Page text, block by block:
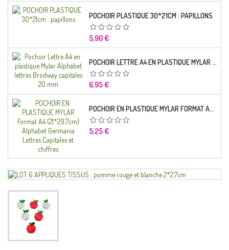
POCHOIR PLASTIQUE 30*21CM : PAPILLONS
Prix
5,90 €
POCHOIR LETTRE A4 EN PLASTIQUE MYLAR ALPHABET LETTRES BRODWAY CAPITALES 20 MM
Prix
6,95 €
POCHOIR EN PLASTIQUE MYLAR FORMAT A4 (21*29.7CM) ALPHABET GERMANICA LETTRES CAPITALES ET CHIFFRES
Prix
5,25 €